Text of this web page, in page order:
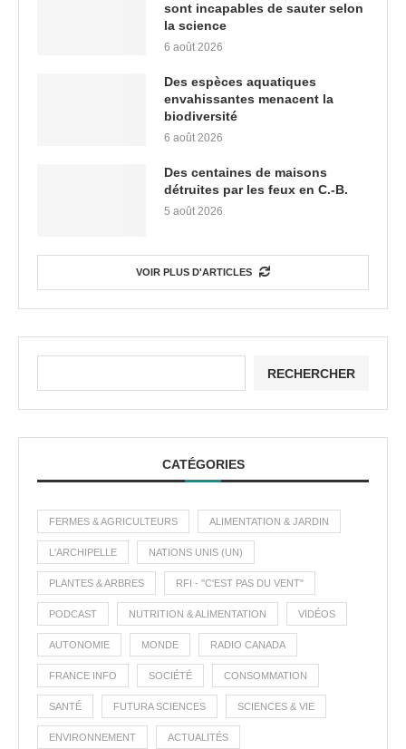
sont incapables de sauter selon
la science
6 août 2026
Des espèces aquatiques
envahissantes menacent la
biodiversité
6 août 2026
Des centaines de maisons
détruites par les feux en C.-B.
5 août 2026
VOIR PLUS D'ARTICLES
RECHERCHER
CATÉGORIES
FERMES & AGRICULTEURS ALIMENTATION & JARDIN
L'ARCHIPELLE NATIONS UNIS (UN)
PLANTES & ARBRES RFI - "C'EST PAS DU VENT"
PODCAST NUTRITION & ALIMENTATION VIDÉOS
AUTONOMIE MONDE RADIO CANADA
FRANCE INFO SOCIÉTÉ CONSOMMATION
SANTÉ FUTURA SCIENCES SCIENCES & VIE
ENVIRONNEMENT ACTUALITÉS